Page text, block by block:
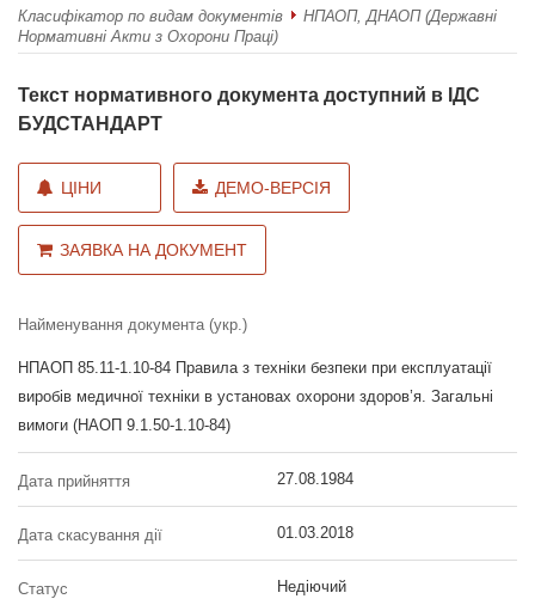
Класифікатор по видам документів
НПАОП, ДНАОП (Державні
Нормативні Акти з Охорони Праці)
Текст нормативного документа доступний в ІДС
БУДСТАНДАРТ
ЦІНИ ДЕМО-ВЕРСІЯ
ЗАЯВКА НА ДОКУМЕНТ
Найменування документа (укр.)
НПАОП 85.11-1.10-84 Правила з техніки безпеки при експлуатації
виробів медичної техніки в установах охорони здоров’я. Загальні
вимоги (НАОП 9.1.50-1.10-84)
Дата прийняття 27.08.1984
Дата скасування дії 01.03.2018
Статус Недіючий